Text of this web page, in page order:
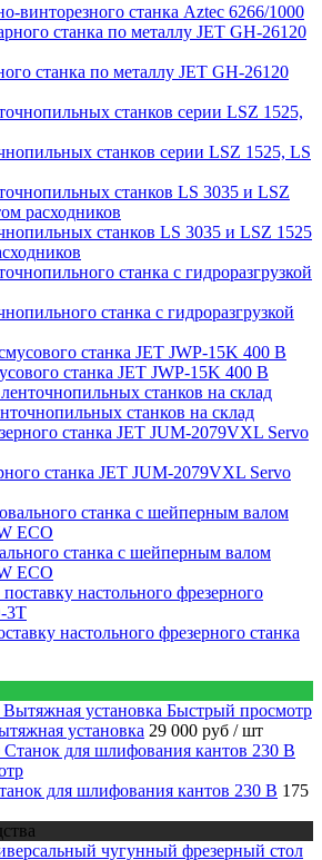
винторезного станка Aztec 6266/1000
станка по металлу JET GH-26120
станков серии LSZ 1525, LS
станков LS 3035 и LSZ 1525
станка c гидроразгрузкой
станка JET JWP-15K 400 В
станков на склад
станка JET JUM-2079VXL Servo
станка с шейперным валом
ECO
настольного фрезерного станка
Быстрый просмотр
установка 29 000 руб / шт
для шлифования кантов 230 В 175